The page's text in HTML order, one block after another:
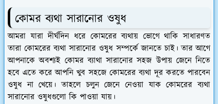
কোমর ব্যথা সারানোর ওষুধ
আমরা যারা দীর্ঘদিন ধরে কোমরের ব্যথায় ভোগে থাকি সাধারণত
তারা কোমরের ব্যথা সারানোর ওষুধ সম্পর্কে জানতে চাই। তার আগে
আপনাকে অবশ্যই কোমর ব্যাথা সারানোর সহজ উপায় জেনে নিতে
হবে এতে করে আপনি খুব সহজে কোমরের ব্যথা দূর করতে পারবেন
ওষুধ না খেয়ে। তাহলে চলুন জেনে নেওয়া যাক কোমরের ব্যথা
সারানোর ওষুধগুলো কি পাওয়া যায়।